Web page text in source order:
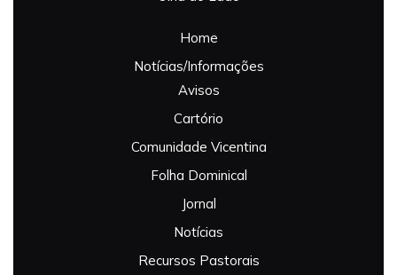
Home
Notícias/Informações
Avisos
Cartório
Comunidade Vicentina
Folha Dominical
Jornal
Notícias
Recursos Pastorais